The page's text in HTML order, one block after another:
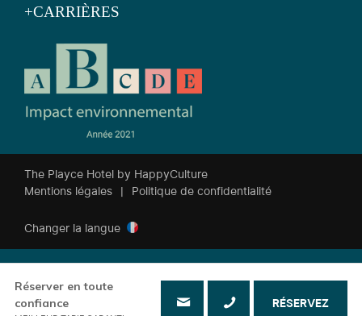
+CARRIÈRES
The Playce Hotel by HappyCulture
Mentions légales
| Politique de confidentialité
Changer la langue
Réserver en toute
confiance
RÉSERVEZ